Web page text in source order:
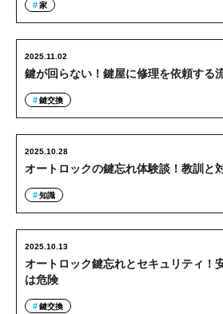
家
鍵が回らない！鍵屋に修理を依頼する
2025.11.02
鍵交換
オートロックの鍵忘れ体験談！教訓と
2025.10.28
知識
オートロック鍵忘れとセキュリティ！
は危険
2025.10.13
鍵交換